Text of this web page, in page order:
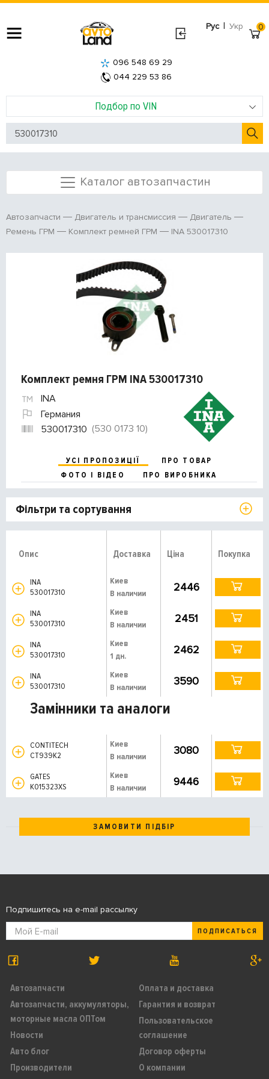
Рус | Укр
Подбор по VIN
096 548 69 29
044 229 53 86
0
Каталог автозапчастин
Автозапчасти Двигатель и трансмиссия
Двигатель
Ремень ГРМ
Комплект ремней ГРМ INA 530017310
Комплект ремня ГРМ INA 530017310
INA
Германия
530017310 (530 0173 10)
УСІ ПРОПОЗИЦІЇ
ПРО ТОВАР
ФОТО І ВІДЕО
ПРО ВИРОБНИКА
Фільтри та сортування
Опис Доставка Ціна Покупка
INA
530017310
Киев
В наличии
2446
INA
530017310
Киев
В наличии
2451
INA
530017310
Киев
1 дн.
2462
INA
530017310
Киев
В наличии
3590
Замінники та аналоги
CONTITECH
CT939K2
Киев
В наличии
3080
GATES
K015323XS
Киев
В наличии
9446
ЗАМОВИТИ ПІДБІР
Автозапчасти
Автозапчасти, аккумуляторы,
моторные масла ОПТом
Новости
Авто блог
Производители
Оплата и доставка
Гарантия и возврат
Пользовательское
соглашение
Договор оферты
О компании
Подпишитесь на e-mail рассылку
ПОДПИСАТЬСЯ